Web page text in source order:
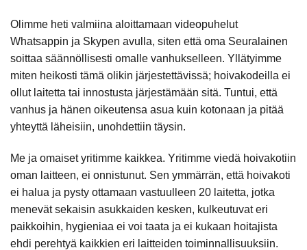
Olimme heti valmiina aloittamaan videopuhelut
Whatsappin ja Skypen avulla, siten että oma Seuralainen
soittaa säännöllisesti omalle vanhukselleen. Yllätyimme
miten heikosti tämä olikin järjestettävissä; hoivakodeilla ei
ollut laitetta tai innostusta järjestämään sitä. Tuntui, että
vanhus ja hänen oikeutensa asua kuin kotonaan ja pitää
yhteyttä läheisiin, unohdettiin täysin.
Me ja omaiset yritimme kaikkea. Yritimme viedä hoivakotiin
oman laitteen, ei onnistunut. Sen ymmärrän, että hoivakoti
ei halua ja pysty ottamaan vastuulleen 20 laitetta, jotka
menevät sekaisin asukkaiden kesken, kulkeutuvat eri
paikkoihin, hygieniaa ei voi taata ja ei kukaan hoitajista
ehdi perehtyä kaikkien eri laitteiden toiminnallisuuksiin.